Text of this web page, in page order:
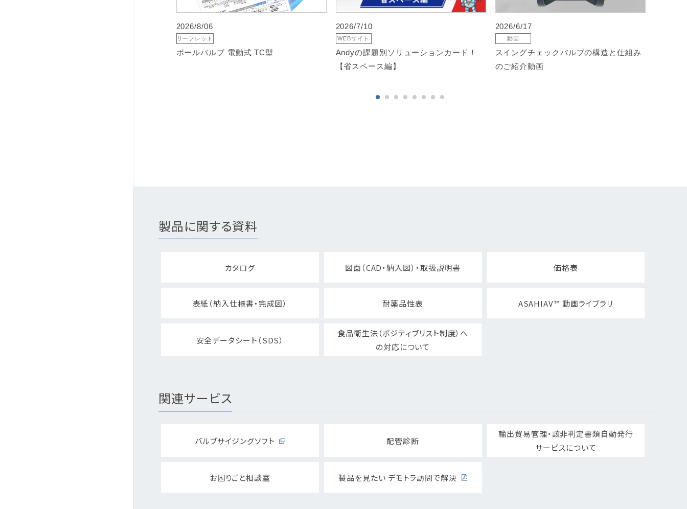
製品に関する資料
カタログ 図面（CAD・納入図）・取扱説明書 価格表
表紙（納入仕様書・完成図） 耐薬品性表 ASAHIAV™ 動画ライブラリ
安全データシート（SDS）
食品衛生法（ポジティブリスト制度）へ
の対応について
関連サービス
バルブサイジングソフト 配管診断
輸出貿易管理・該非判定書類自動発行
サービスについて
お困りごと相談室 製品を見たい デモトラ訪問で解決